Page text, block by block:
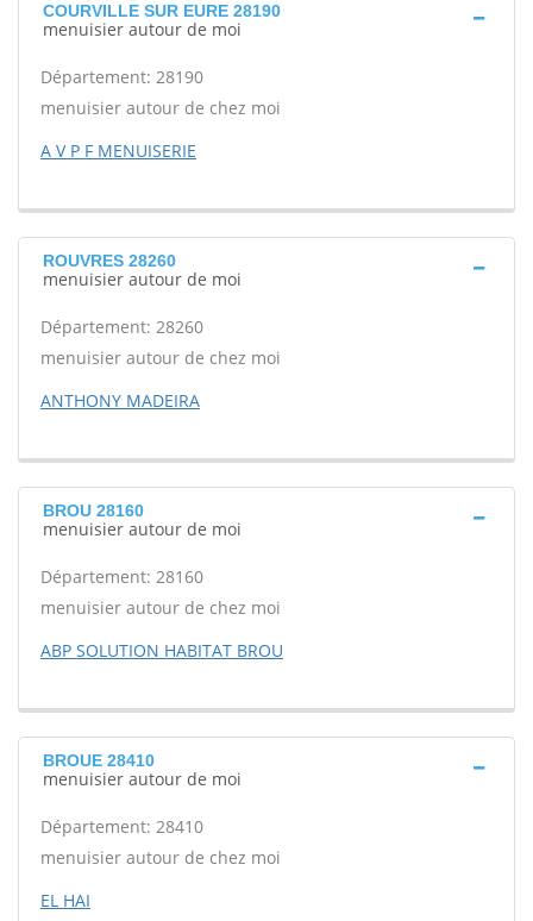
COURVILLE SUR EURE 28190
menuisier autour de moi
Département: 28190
menuisier autour de chez moi
A V P F MENUISERIE
ROUVRES 28260
menuisier autour de moi
Département: 28260
menuisier autour de chez moi
ANTHONY MADEIRA
BROU 28160
menuisier autour de moi
Département: 28160
menuisier autour de chez moi
ABP SOLUTION HABITAT BROU
BROUE 28410
menuisier autour de moi
Département: 28410
menuisier autour de chez moi
EL HAI